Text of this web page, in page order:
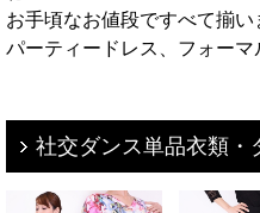
お手頃なお値段ですべて揃
パーティードレス、フォーマ
社交ダンス単品衣類・